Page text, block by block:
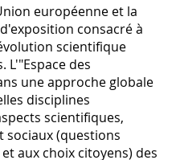
européenne et la
consacré à
scientifique
L'"Espace des
une approche globale
disciplines
scientifiques,
sociaux (questions
aux choix citoyens) des